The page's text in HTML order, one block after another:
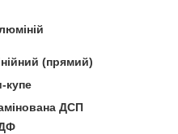
(прямий)
купе
ДСП